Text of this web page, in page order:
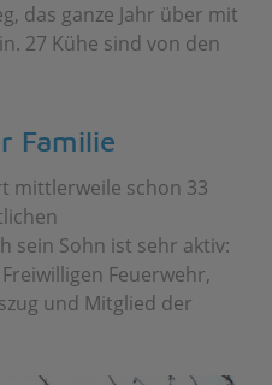
das ganze Jahr über mit
27 Kühe sind von den
Familie
mittlerweile schon 33
sein Sohn ist sehr aktiv:
Feuerwehr,
und Mitglied der